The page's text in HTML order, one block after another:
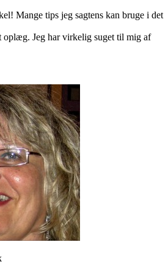
Mange tips jeg sagtens kan bruge i det
oplæg. Jeg har virkelig suget til mig af